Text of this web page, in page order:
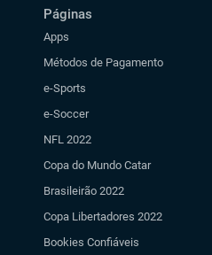
Páginas
Apps
Métodos de Pagamento
e-Sports
e-Soccer
NFL 2022
Copa do Mundo Catar
Brasileirão 2022
Copa Libertadores 2022
Bookies Confiáveis